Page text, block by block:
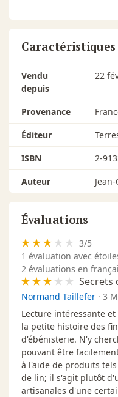
Caractéristiques
Vendu
depuis
22
Provenance
Éditeur
ISBN
2-
Auteur
Évaluations
3/5
1 évaluation avec
2 évaluations en
Secrets
Normand Taillefer · 3
Lecture intéressante
la petite histoire des
d'ébénisterie. N'y
pouvant être
à l'aide de produits
de lin; il s'agit plutôt
artisanales d'une